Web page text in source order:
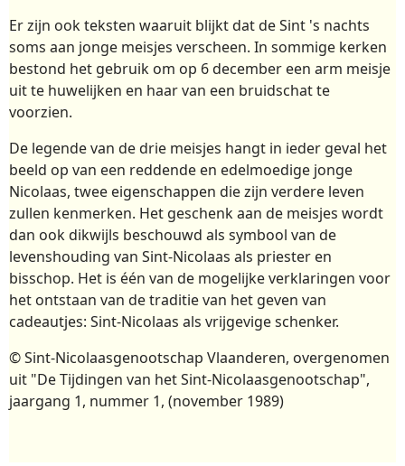
Er zijn ook teksten waaruit blijkt dat de Sint 's nachts
soms aan jonge meisjes verscheen. In sommige kerken
bestond het gebruik om op 6 december een arm meisje
uit te huwelijken en haar van een bruidschat te
voorzien.
De legende van de drie meisjes hangt in ieder geval het
beeld op van een reddende en edelmoedige jonge
Nicolaas, twee eigenschappen die zijn verdere leven
zullen kenmerken. Het geschenk aan de meisjes wordt
dan ook dikwijls beschouwd als symbool van de
levenshouding van Sint-Nicolaas als priester en
bisschop. Het is één van de mogelijke verklaringen voor
het ontstaan van de traditie van het geven van
cadeautjes: Sint-Nicolaas als vrijgevige schenker.
© Sint-Nicolaasgenootschap Vlaanderen, overgenomen
uit "De Tijdingen van het Sint-Nicolaasgenootschap",
jaargang 1, nummer 1, (november 1989)